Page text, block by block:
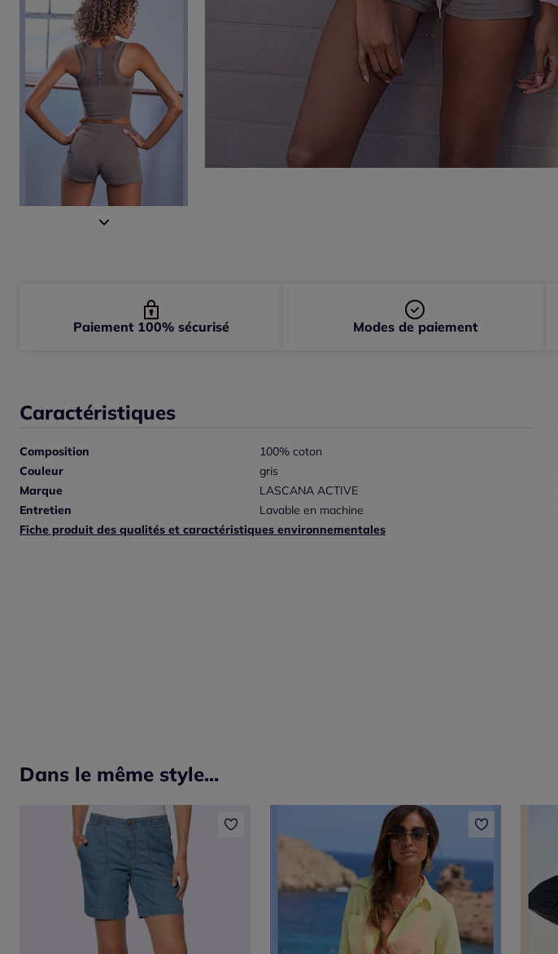
Caractéristiques
Composition
100% coton
Couleur
gris
Marque
LASCANA ACTIVE
Entretien
Lavable en machine
Fiche produit des qualités et caractéristiques environnementales
Paiement 100% sécurisé Modes de paiement
Dans le même style...